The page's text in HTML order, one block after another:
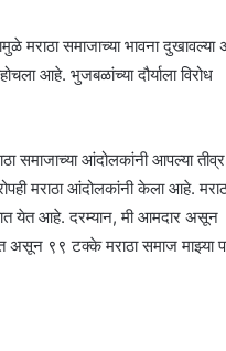
मराठा समाजाच्या भावना
आहे. भुजबळांच्या दौर्याला विरोध
समाजाच्या आंदोलकांनी आपल्या
मराठा आंदोलकांनी केला आहे.
येत आहे. दरम्यान, मी आमदार असून
असून ९९ टक्के मराठा समाज माझ्या